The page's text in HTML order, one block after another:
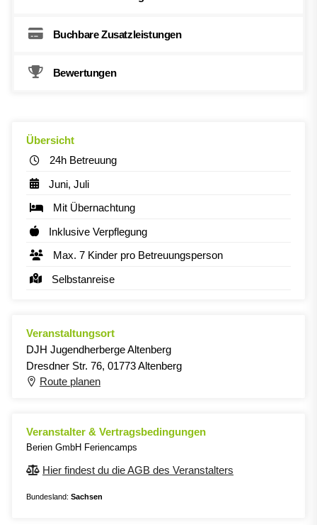
Buchbare Zusatzleistungen
Bewertungen
Übersicht
24h Betreuung
Juni, Juli
Mit Übernachtung
Inklusive Verpflegung
Max. 7 Kinder pro Betreuungsperson
Selbstanreise
Veranstaltungsort
DJH Jugendherberge Altenberg
Dresdner Str. 76, 01773 Altenberg
Route planen
Veranstalter & Vertragsbedingungen
Berien GmbH Feriencamps
Hier findest du die AGB des Veranstalters
Bundesland: Sachsen